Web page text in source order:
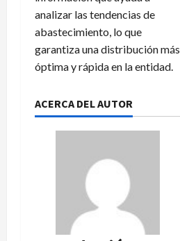
analizar las tendencias de
abastecimiento, lo que
garantiza una distribución más
óptima y rápida en la entidad.
ACERCA DEL AUTOR